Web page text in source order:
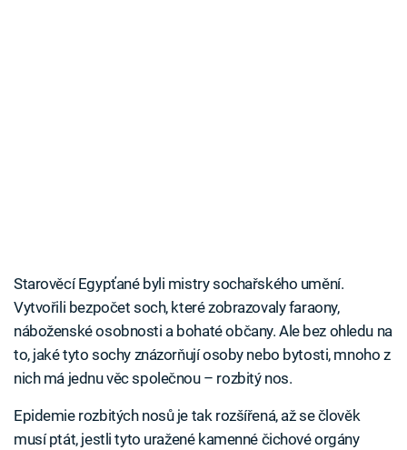
Starověcí Egypťané byli mistry sochařského umění.
Vytvořili bezpočet soch, které zobrazovaly faraony,
náboženské osobnosti a bohaté občany. Ale bez ohledu na
to, jaké tyto sochy znázorňují osoby nebo bytosti, mnoho z
nich má jednu věc společnou – rozbitý nos.
Epidemie rozbitých nosů je tak rozšířená, až se člověk
musí ptát, jestli tyto uražené kamenné čichové orgány